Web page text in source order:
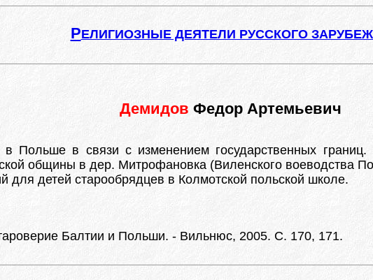
РЕЛИГИОЗНЫЕ ДЕЯТЕЛИ РУССКОГО
Демидов Федор Артемьевич
Польше в связи с изменением государственных границ.
общины в дер. Митрофановка (Виленского воеводства
детей старообрядцев в Колмотской польской школе.
Балтии и Польши. - Вильнюс, 2005. С. 170, 171.